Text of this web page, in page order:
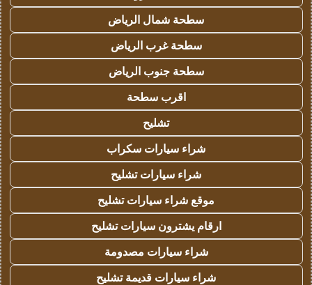
سطحة شمال الرياض
سطحة غرب الرياض
سطحة جنوب الرياض
اقرب سطحة
تشليح
شراء سيارات سكراب
شراء سيارات تشليح
موقع شراء سيارات تشليح
ارقام يشترون سيارات تشليح
شراء سيارات مصدومة
شراء سيارات قديمة تشليح